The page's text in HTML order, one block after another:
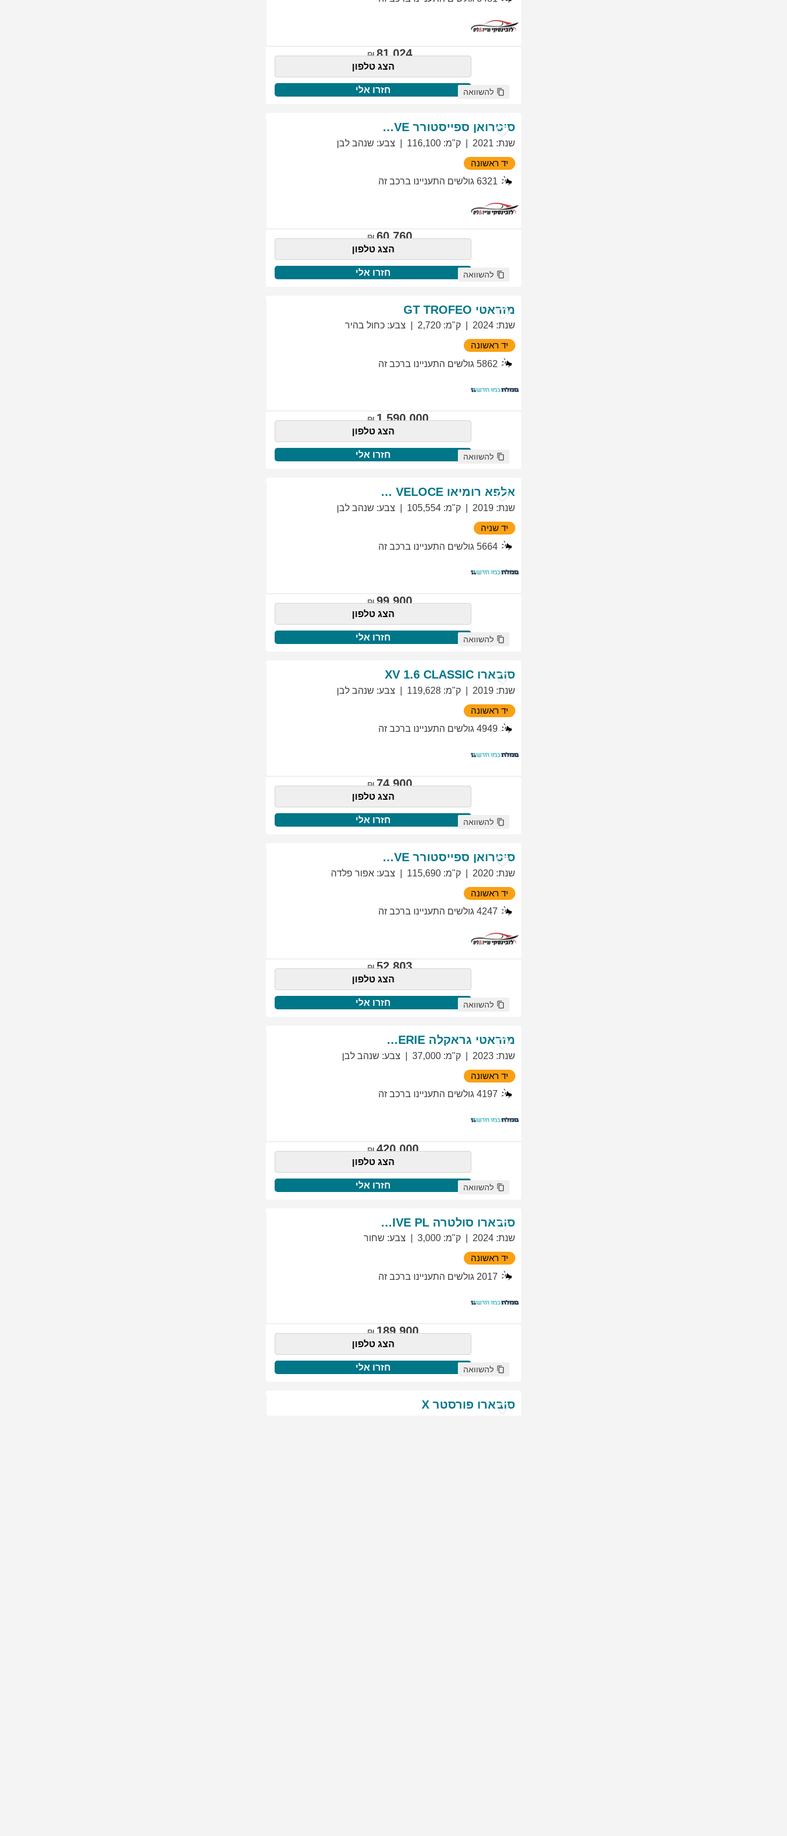
81,024
הצג טלפון
חזרו אלי להשוואה
סיטרואן ספייסטורר EXCLUSIVE
שנת:
2021 ק"מ:
116,100 צבע: שנהב לבן
יד ראשונה
6321 גולשים התעניינו ברכב זה
60,760
הצג טלפון
חזרו אלי להשוואה
מזראטי GT TROFEO
שנת:
2024 ק"מ:
2,720 צבע: כחול בהיר
יד ראשונה
5862 גולשים התעניינו ברכב זה
1,590,000
הצג טלפון
חזרו אלי להשוואה
אלפא רומיאו GIULIETTA VELOCE
שנת:
2019 ק"מ:
105,554 צבע: שנהב לבן
יד שניה
5664 גולשים התעניינו ברכב זה
99,900
הצג טלפון
חזרו אלי להשוואה
סובארו XV 1.6 CLASSIC
שנת:
2019 ק"מ:
119,628 צבע: שנהב לבן
יד ראשונה
4949 גולשים התעניינו ברכב זה
74,900
הצג טלפון
חזרו אלי להשוואה
סיטרואן ספייסטורר EXCLUSIVE
שנת:
2020 ק"מ:
115,690 צבע: אפור פלדה
יד ראשונה
4247 גולשים התעניינו ברכב זה
52,803
הצג טלפון
חזרו אלי להשוואה
מזראטי גראקלה PRIMASERIE
שנת:
2023 ק"מ:
37,000 צבע: שנהב לבן
יד ראשונה
4197 גולשים התעניינו ברכב זה
420,000
הצג טלפון
חזרו אלי להשוואה
סובארו סולטרה EXCLUSIVE PL
שנת:
2024 ק"מ:
3,000 צבע: שחור
יד ראשונה
2017 גולשים התעניינו ברכב זה
189,900
הצג טלפון
חזרו אלי להשוואה
סובארו פורסטר X